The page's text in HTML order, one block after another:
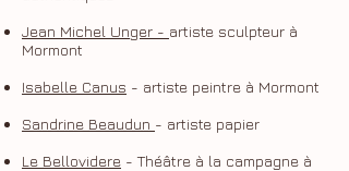
Jean Michel Unger - artiste sculpteur à
Mormont
Isabelle Canus - artiste peintre à Mormont
Sandrine Beaudun - artiste papier
Le Bellovidere - Théâtre à la campagne à